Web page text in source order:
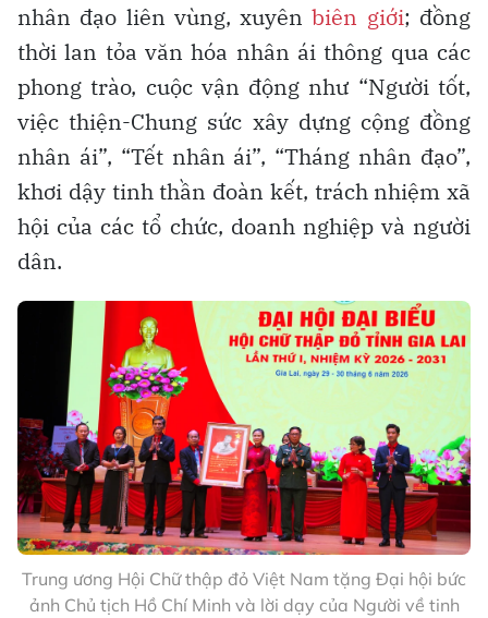
nhân đạo liên vùng, xuyênbiên giới; đồng
thời lan tỏa văn hóa nhân ái thông qua các
phong trào, cuộc vận động như “Người tốt,
việc thiện-Chung sức xây dựng cộng đồng
nhân ái”, “Tết nhân ái”, “Tháng nhân đạo”,
khơi dậy tinh thần đoàn kết, trách nhiệm xã
hội của các tổ chức, doanh nghiệp và người
dân.
Trung ương Hội Chữ thập đỏ Việt Nam tặng Đại hội bức
ảnh Chủ tịch Hồ Chí Minh và lời dạy của Người về tinh